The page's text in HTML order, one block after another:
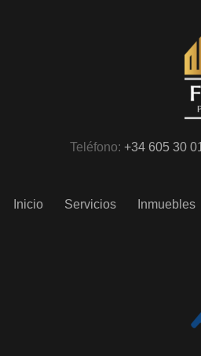
Teléfono: +34 605 30
Inicio Servicios Inmuebles